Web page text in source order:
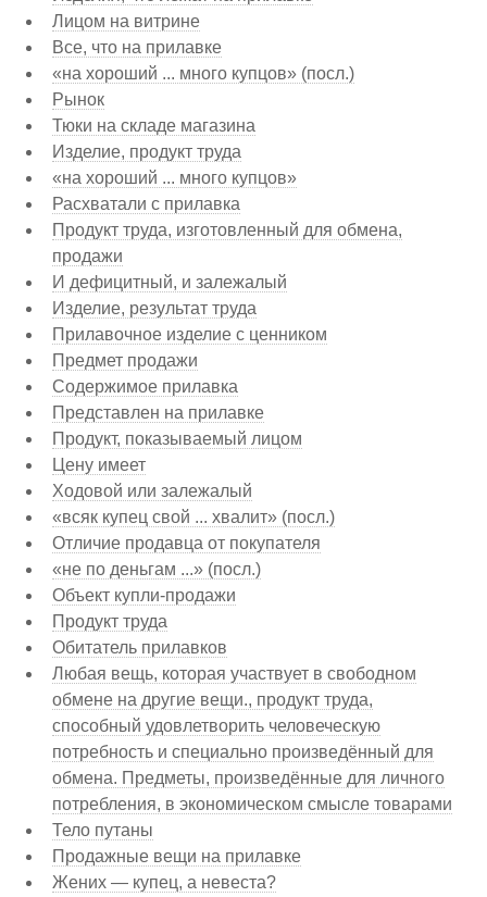
Лицом на витрине
Все, что на прилавке
«на хороший ... много купцов» (посл.)
Рынок
Тюки на складе магазина
Изделие, продукт труда
«на хороший ... много купцов»
Расхватали с прилавка
Продукт труда, изготовленный для обмена,
продажи
И дефицитный, и залежалый
Изделие, результат труда
Прилавочное изделие с ценником
Предмет продажи
Содержимое прилавка
Представлен на прилавке
Продукт, показываемый лицом
Цену имеет
Ходовой или залежалый
«всяк купец свой ... хвалит» (посл.)
Отличие продавца от покупателя
«не по деньгам ...» (посл.)
Объект купли-продажи
Продукт труда
Обитатель прилавков
Любая вещь, которая участвует в свободном
обмене на другие вещи., продукт труда,
способный удовлетворить человеческую
потребность и специально произведённый для
обмена. Предметы, произведённые для личного
потребления, в экономическом смысле товарами
Тело путаны
Продажные вещи на прилавке
Жених — купец, а невеста?